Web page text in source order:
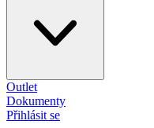
Outlet
Dokumenty
Přihlásit se